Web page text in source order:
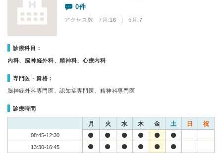
0件
アクセス数 7月:16 | 6月:7
診療科目：
内科、脳神経外科、精神科、心療内科
専門医・資格：
脳神経外科専門医、認知症専門医、精神科専門医
診療時間
月 火 水 木 金 土 日 祝
08:45-12:30
13:30-16:45